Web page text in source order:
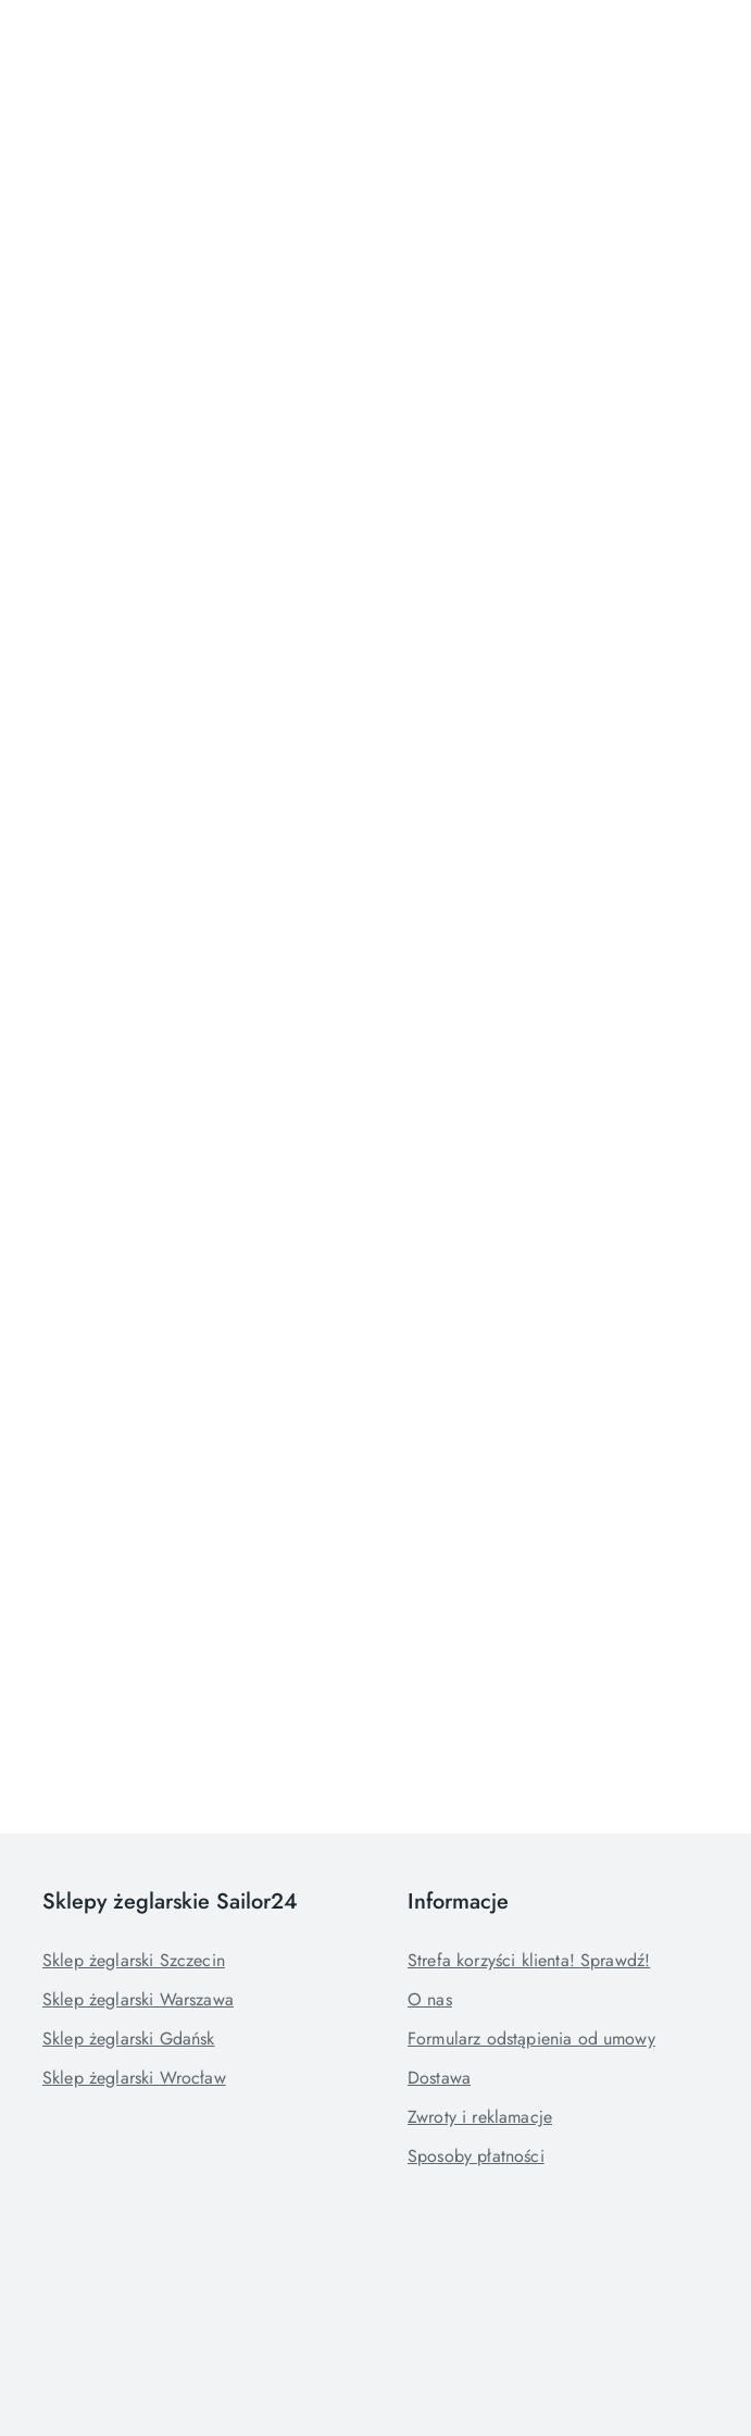
Sklepy żeglarskie Sailor24
Sklep żeglarski Szczecin
Sklep żeglarski Warszawa
Sklep żeglarski Gdańsk
Sklep żeglarski Wrocław
Informacje
Strefa korzyści klienta! Sprawdź!
O nas
Formularz odstąpienia od umowy
Dostawa
Zwroty i reklamacje
Sposoby płatności